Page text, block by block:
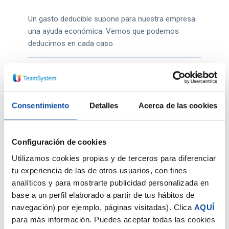
Consentimiento Detalles Acerca de las cookies
Configuración de cookies
Utilizamos cookies propias y de terceros para diferenciar
tu experiencia de las de otros usuarios, con fines
analíticos y para mostrarte publicidad personalizada en
base a un perfil elaborado a partir de tus hábitos de
navegación) por ejemplo, páginas visitadas). Clica AQUÍ
para más información. Puedes aceptar todas las cookies
Un gasto deducible supone para nuestra empresa
una ayuda económica. Vemos que podemos
deducirnos en cada caso.
Contabilidad